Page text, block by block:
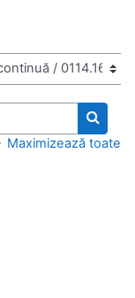
Caută
Maximizează toate